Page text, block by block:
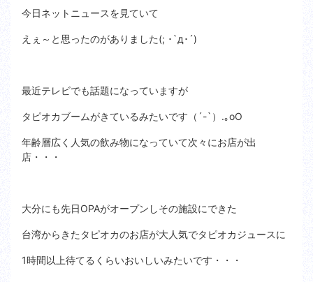
今日ネットニュースを見ていて
えぇ～と思ったのがありました(; ･`д･´)
最近テレビでも話題になっていますが
タピオカブームがきているみたいです（´-`）.｡oO
年齢層広く人気の飲み物になっていて次々にお店が出
店・・・
大分にも先日OPAがオープンしその施設にできた
台湾からきたタピオカのお店が大人気でタピオカジュースに
1時間以上待てるくらいおいしいみたいです・・・